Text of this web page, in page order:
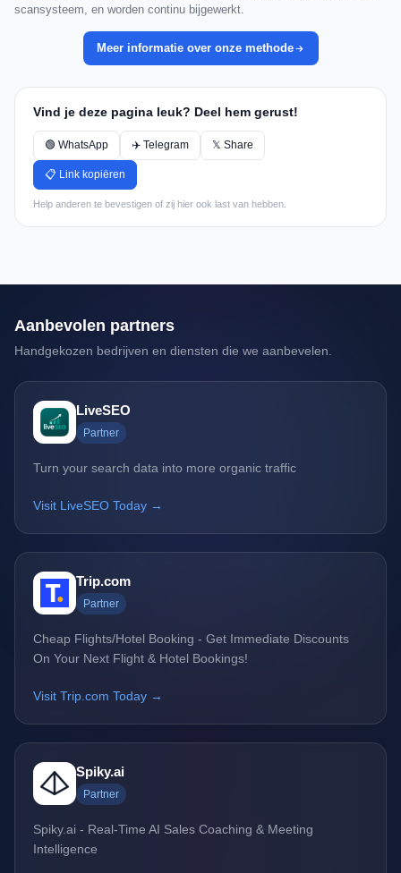
scansysteem, en worden continu bijgewerkt.
Meer informatie over onze methode
Vind je deze pagina leuk? Deel hem gerust!
🟢 WhatsApp ✈️ Telegram 𝕏 Share
📋 Link kopiëren
Help anderen te bevestigen of zij hier ook last van hebben.
Aanbevolen partners
Handgekozen bedrijven en diensten die we aanbevelen.
LiveSEO
Partner
Turn your search data into more organic traffic
Visit LiveSEO Today →
Trip.com
Partner
Cheap Flights/Hotel Booking - Get Immediate Discounts
On Your Next Flight & Hotel Bookings!
Visit Trip.com Today →
Spiky.ai
Partner
Spiky.ai - Real-Time AI Sales Coaching & Meeting
Intelligence